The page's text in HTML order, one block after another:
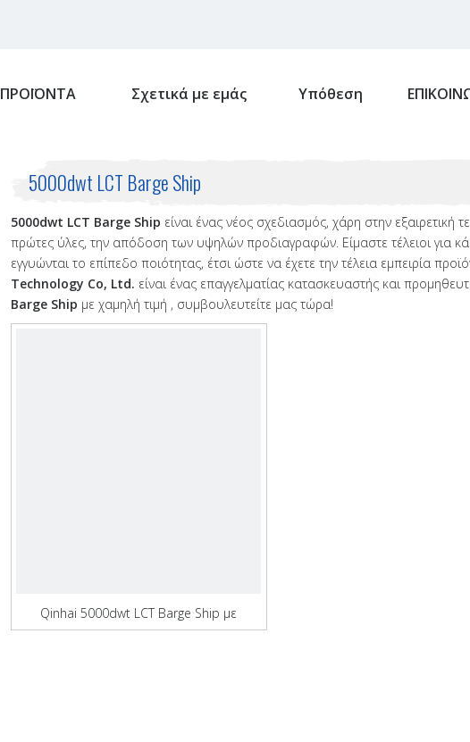
ΠΡΟΪΟΝΤΑ Σχετικά με εμάς Υπόθεση
5000dwt LCT Barge Ship
5000dwt LCT Barge Ship είναι ένας νέος σχεδιασμός, χάρη στην εξαιρετική
πρώτες ύλες, την απόδοση των υψηλών προδιαγραφών. Είμαστε τέλειοι για
εγγυώνται το επίπεδο ποιότητας, έτσι ώστε να έχετε την τέλεια εμπειρία
Technology Co, Ltd. είναι ένας επαγγελματίας κατασκευαστής και
Barge Ship με χαμηλή τιμή , συμβουλευτείτε μας τώρα!
Qinhai 5000dwt LCT Barge Ship με
σύντομο χρόνο ναυπήγησης